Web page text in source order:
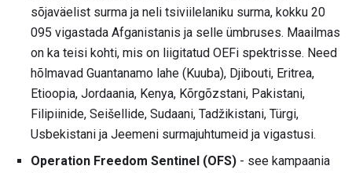
sõjaväelist surma ja neli tsiviilelaniku surma, kokku 20
095 vigastada Afganistanis ja selle ümbruses. Maailmas
on ka teisi kohti, mis on liigitatud OEFi spektrisse. Need
hõlmavad Guantanamo lahe (Kuuba), Djibouti, Eritrea,
Etioopia, Jordaania, Kenya, Kõrgõzstani, Pakistani,
Filipiinide, Seišellide, Sudaani, Tadžikistani, Türgi,
Usbekistani ja Jeemeni surmajuhtumeid ja vigastusi.
Operation Freedom Sentinel (OFS) - see kampaania